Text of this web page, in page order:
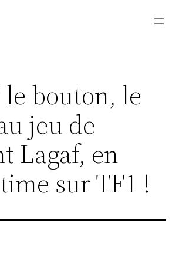
le bouton, le
jeu de
Lagaf, en
sur TF1 !